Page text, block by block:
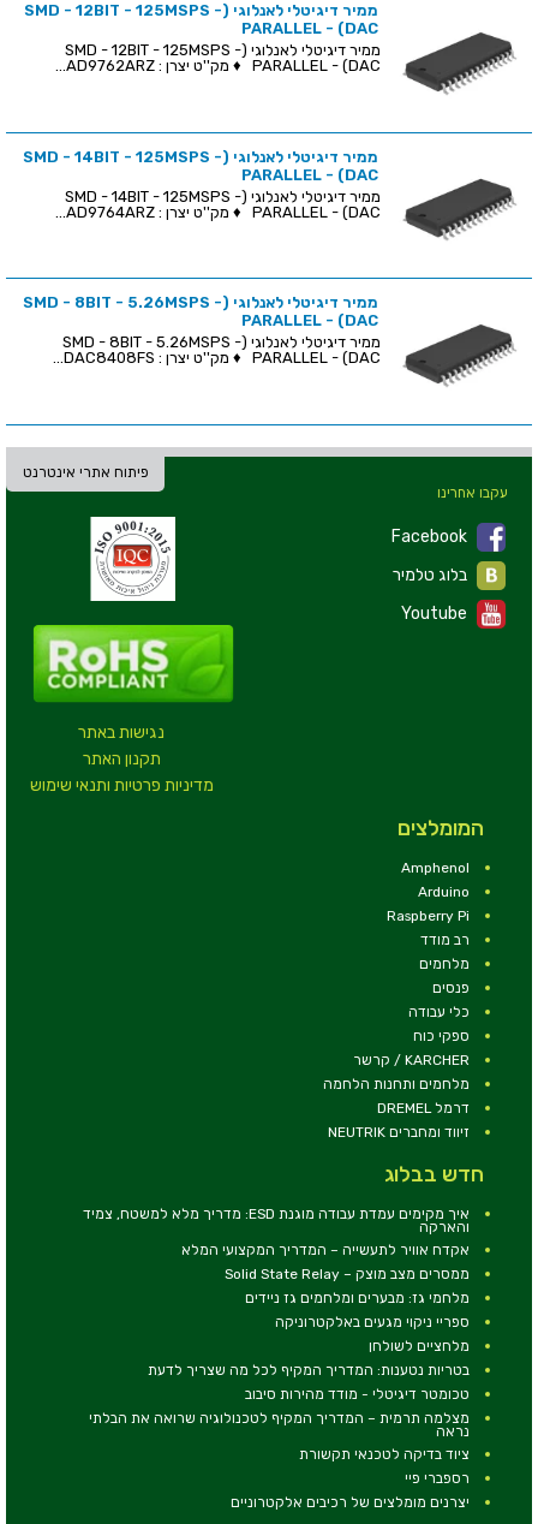
ממיר דיגיטלי לאנלוגי (SMD - 12BIT - 125MSPS -
PARALLEL - (DAC
ממיר דיגיטלי לאנלוגי (SMD - 12BIT - 125MSPS -
PARALLEL - (DAC ♦ מק''ט יצרן : AD9762ARZ...
ממיר דיגיטלי לאנלוגי (SMD - 14BIT - 125MSPS -
PARALLEL - (DAC
ממיר דיגיטלי לאנלוגי (SMD - 14BIT - 125MSPS -
PARALLEL - (DAC ♦ מק''ט יצרן : AD9764ARZ...
ממיר דיגיטלי לאנלוגי (SMD - 8BIT - 5.26MSPS -
PARALLEL - (DAC
ממיר דיגיטלי לאנלוגי (SMD - 8BIT - 5.26MSPS -
PARALLEL - (DAC ♦ מק''ט יצרן : DAC8408FS...
פיתוח אתרי אינטרנט
נגישות באתר
תקנון האתר
מדיניות פרטיות ותנאי שימוש
עקבו אחרינו
Facebook
Youtube
המומלצים
Amphenol
Arduino
Raspberry Pi
רב מודד
מלחמים
פנסים
כלי עבודה
ספקי כוח
KARCHER / קרשר
מלחמים ותחנות הלחמה
דרמל DREMEL
זיווד ומחברים NEUTRIK
חדש בבלוג
איך מקימים עמדת עבודה מוגנת ESD: מדריך מלא למשטח, צמיד
והארקה
אקדח אוויר לתעשייה – המדריך המקצועי המלא
ממסרים מצב מוצק – Solid State Relay
מלחמי גז: מבערים ומלחמים גז ניידים
ספריי ניקוי מגעים באלקטרוניקה
מלחציים לשולחן
בטריות נטענות: המדריך המקיף לכל מה שצריך לדעת
טכומטר דיגיטלי - מודד מהירות סיבוב
מצלמה תרמית – המדריך המקיף לטכנולוגיה שרואה את הבלתי
נראה
ציוד בדיקה לטכנאי תקשורת
רספברי פיי
יצרנים מומלצים של רכיבים אלקטרוניים